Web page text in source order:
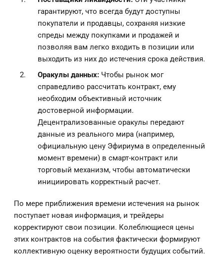
гарантируют, что всегда будут доступны
покупатели и продавцы, сохраняя низкие
спреды между покупками и продажей и
позволяя вам легко входить в позиции или
выходить из них до истечения срока действия.
Оракулы данных: Чтобы рынок мог
справедливо рассчитать контракт, ему
необходим объективный источник
достоверной информации.
Децентрализованные оракулы передают
данные из реального мира (например,
официальную цену Эфириума в определенный
момент времени) в смарт-контракт или
торговый механизм, чтобы автоматически
инициировать корректный расчет.
По мере приближения времени истечения на рынок
поступает новая информация, и трейдеры
корректируют свои позиции. Колеблющиеся цены
этих контрактов на события фактически формируют
коллективную оценку вероятности будущих событий.